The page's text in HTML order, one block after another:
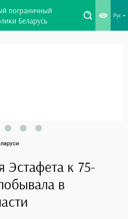
пограничный
Беларусь
Рус
к 75-
в